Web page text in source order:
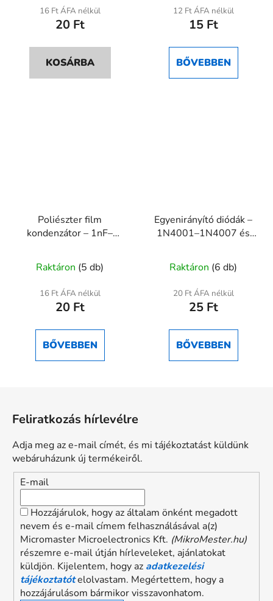
átlagos
értékelése
ből
16 Ft ÁFA nélkül
20 Ft
KOSÁRBA
12 Ft ÁFA nélkül
15 Ft
BŐVEBBEN
Poliészter film
kondenzátor – 1nF–
Raktáron (5 db)
16 Ft ÁFA nélkül
20 Ft
BŐVEBBEN
Egyenirányító diódák –
1N4001–1N4007 és
Raktáron (6 db)
20 Ft ÁFA nélkül
25 Ft
BŐVEBBEN
Feliratkozás hírlevélre
Adja meg az e-mail címét, és mi tájékoztatást küldünk
webáruházunk új termékeiről.
E-mail
Hozzájárulok, hogy az általam önként megadott
nevem és e-mail címem felhasználásával a(z)
Micromaster Microelectronics Kft. (MikroMester.hu)
részemre e-mail útján hírleveleket, ajánlatokat
küldjön. Kijelentem, hogy az adatkezelési
tájékoztatótelolvastam. Megértettem, hogy a
hozzájárulásom bármikor visszavonhatom.